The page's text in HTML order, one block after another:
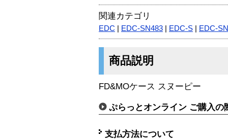
関連カテゴリ
EDC EDC-SN483 EDC-S EDC-SN
商品説明
FD&MOケース スヌーピー
ぷらっとオンライン ご購入の
支払方法について